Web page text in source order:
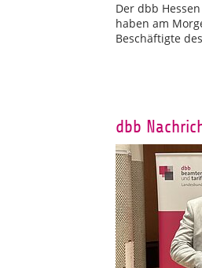
Der dbb
haben am
Beschäftigte
dbb